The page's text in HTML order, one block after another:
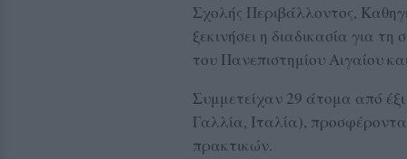
Σχολής Περιβάλλοντος,
ξεκινήσει η διαδικασία για
του Πανεπιστημίου Αιγαίου
Συμμετείχαν 29 άτομα από
Γαλλία, Ιταλία),
πρακτικών.